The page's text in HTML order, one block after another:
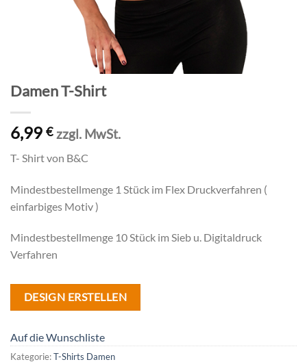
Damen T-Shirt
6,99 € zzgl. MwSt.
T- Shirt von B&C
Mindestbestellmenge 1 Stück im Flex Druckverfahren (
einfarbiges Motiv )
Mindestbestellmenge 10 Stück im Sieb u. Digitaldruck
Verfahren
DESIGN ERSTELLEN
Auf die Wunschliste
Kategorie:T-Shirts Damen